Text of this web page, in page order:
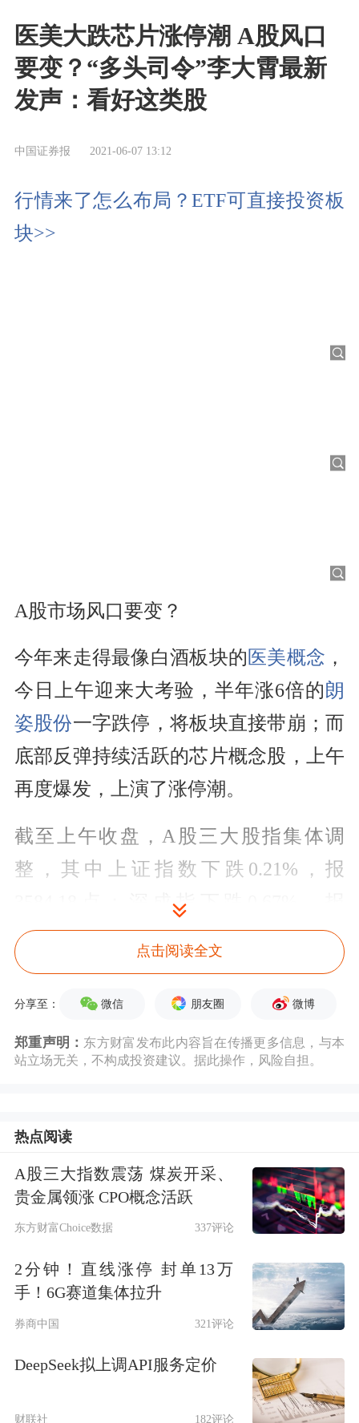
医美大跌芯片涨停潮 A股风口
要变？“多头司令”李大霄最新
发声：看好这类股
中国证券报 2021-06-07 13:12
行情来了怎么布局？ETF可直接投资板
块>>
A股市场风口要变？
今年来走得最像白酒板块的 医美概念 ，
今日上午迎来大考验，半年涨6倍的 朗
姿股份一字跌停，将板块直接带崩；而
底部反弹持续活跃的芯片概念股，上午
再度爆发，上演了涨停潮。
截至上午收盘，A股三大股指集体调
整，其中上证指数下跌0.21%，报
3584.18点；深成指下跌0.67%，报
14770.80点；创业板指下跌1.19%，报
3204.14点。
减持频出医美概念大跌
今日上午，医美概念大跌，板块中哈三
此外，
头股也有不同程度下跌。
半年涨6倍的朗姿股份开盘一字跌停，
是上午医美概念大幅调整的领头羊。截
至上午收盘，朗姿股份跌停板上仍有逾
25万封单，合计约14.4亿元。
点击阅读全文
分享至： 微信 朋友圈 微博
郑重声明： 东方财富发布此内容旨在传播更多信息，与本
站立场无关，不构成投资建议。据此操作，风险自担。
热点阅读
A股三大指数震荡 煤炭开采、
贵金属领涨 CPO概念活跃
东方财富Choice数据 337评论
2分钟！直线涨停 封单13万
手！6G赛道集体拉升
券商中国 321评论
DeepSeek拟上调API服务定价
财联社 182评论